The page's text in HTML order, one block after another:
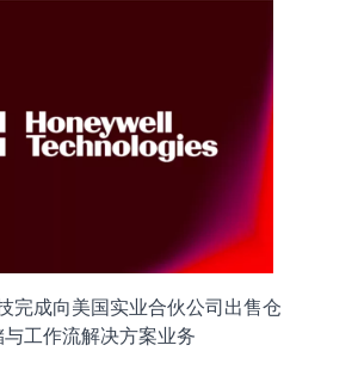
完成向美国实业合伙公司出售仓
与工作流解决方案业务